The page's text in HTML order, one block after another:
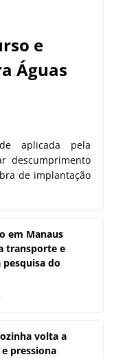
e
Águas
aplicada pela
descumprimento
de implantação
em Manaus
transporte e
do
volta a
pressiona